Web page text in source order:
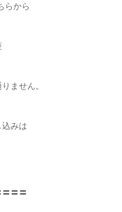
らから
ません。
みは
〓〓